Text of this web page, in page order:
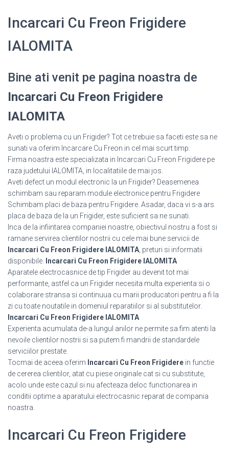
Incarcari Cu Freon Frigidere
IALOMITA
Bine ati venit pe pagina noastra de
Incarcari Cu Freon Frigidere
IALOMITA
Aveti o problema cu un Frigider? Tot ce trebuie sa faceti este sa ne
sunati va oferim Incarcare Cu Freon in cel mai scurt timp.
Firma noastra este specializata in Incarcari Cu Freon Frigidere pe
raza judetului IALOMITA, in localitatiile de mai jos.
Aveti defect un modul electronic la un Frigider? Deasemenea
schimbam sau reparam module electronice pentru Frigidere
Schimbam placi de baza pentru Frigidere. Asadar, daca vi s-a ars
placa de baza de la un Frigider, este suficient sa ne sunati.
Inca de la infiintarea companiei noastre, obiectivul nostru a fost si
ramane servirea clientilor nostrii cu cele mai bune servicii de
Incarcari Cu Freon Frigidere IALOMITA , preturi si informatii
disponibile.
Incarcari Cu Freon Frigidere IALOMITA
Aparatele electrocasnice de tip Frigider au devenit tot mai
performante, astfel ca un Frigider necesita multa experienta si o
colaborare stransa si continuua cu marii producatori pentru a fi la
zi cu toate noutatile in domeniul reparatiilor si al substitutelor.
Incarcari Cu Freon Frigidere IALOMITA
Experienta acumulata de-a lungul anilor ne permite sa fim atenti la
nevoile clientilor nostrii si sa putem fi mandrii de standardele
serviciilor prestate.
Tocmai de aceea oferim Incarcari Cu Freon Frigidere in functie
de cererea clientilor, atat cu piese originale cat si cu substitute,
acolo unde este cazul si nu afecteaza deloc functionarea in
conditii optime a aparatului electrocasnic reparat de compania
noastra.
Incarcari Cu Freon Frigidere